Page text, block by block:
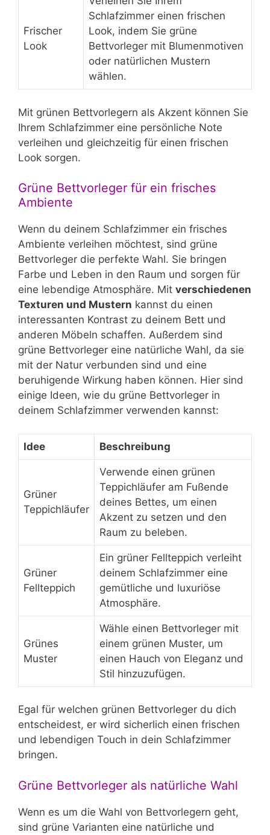
Frischer
Look
Schlafzimmer einen frischen
Look, indem Sie grüne
Bettvorleger mit Blumenmotiven
oder natürlichen Mustern
wählen.
Mit grünen Bettvorlegern als Akzent können Sie
Ihrem Schlafzimmer eine persönliche Note
verleihen und gleichzeitig für einen frischen
Look sorgen.
Grüne Bettvorleger für ein frisches
Ambiente
Wenn du deinem Schlafzimmer ein frisches
Ambiente verleihen möchtest, sind grüne
Bettvorleger die perfekte Wahl. Sie bringen
Farbe und Leben in den Raum und sorgen für
eine lebendige Atmosphäre. Mit verschiedenen
Texturen und Mustern kannst du einen
interessanten Kontrast zu deinem Bett und
anderen Möbeln schaffen. Außerdem sind
grüne Bettvorleger eine natürliche Wahl, da sie
mit der Natur verbunden sind und eine
beruhigende Wirkung haben können. Hier sind
einige Ideen, wie du grüne Bettvorleger in
deinem Schlafzimmer verwenden kannst:
Idee Beschreibung
Grüner
Teppichläufer
Verwende einen grünen
Teppichläufer am Fußende
deines Bettes, um einen
Akzent zu setzen und den
Raum zu beleben.
Grüner
Fellteppich
Ein grüner Fellteppich verleiht
deinem Schlafzimmer eine
gemütliche und luxuriöse
Atmosphäre.
Grünes
Muster
Wähle einen Bettvorleger mit
einem grünen Muster, um
einen Hauch von Eleganz und
Stil hinzuzufügen.
Egal für welchen grünen Bettvorleger du dich
entscheidest, er wird sicherlich einen frischen
und lebendigen Touch in dein Schlafzimmer
bringen.
Grüne Bettvorleger als natürliche Wahl
Wenn es um die Wahl von Bettvorlegern geht,
sind grüne Varianten eine natürliche und